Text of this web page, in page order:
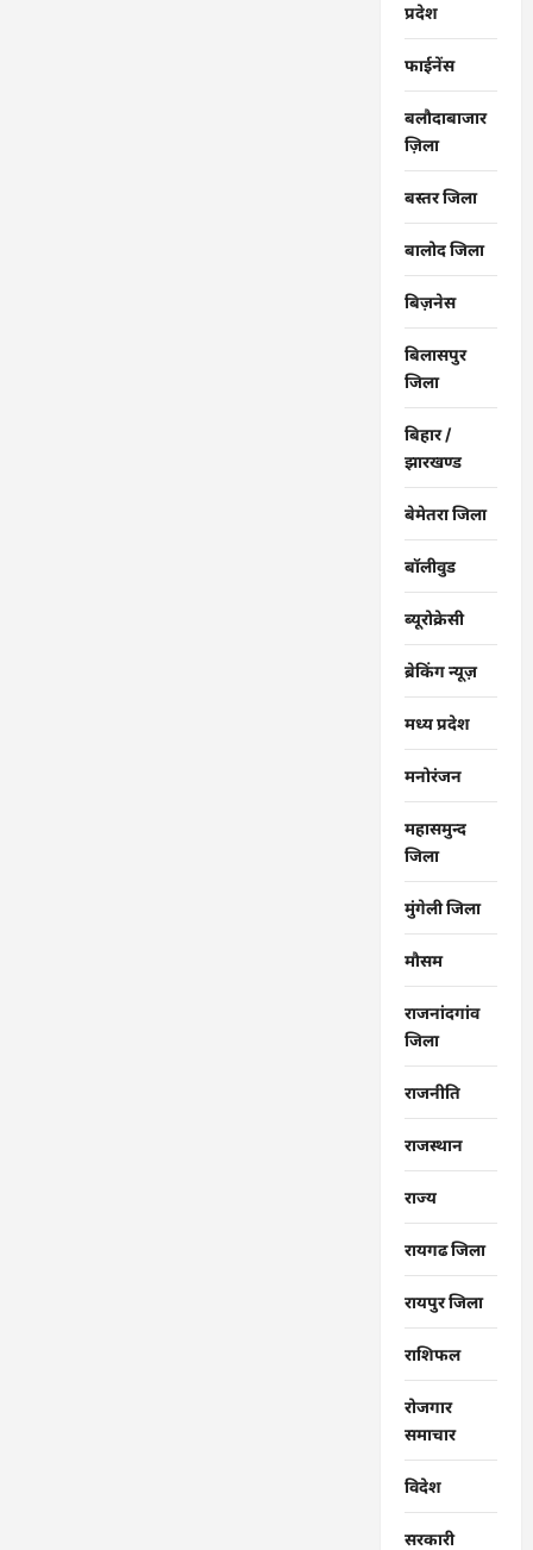
प्रदेश
फाईनेंस
बलौदाबाजार
ज़िला
बस्तर जिला
बालोद जिला
बिज़नेस
बिलासपुर
जिला
बिहार /
झारखण्ड
बेमेतरा जिला
बॉलीवुड
ब्यूरोक्रेसी
ब्रेकिंग न्यूज़
मध्य प्रदेश
मनोरंजन
महासमुन्द
जिला
मुंगेली जिला
मौसम
राजनांदगांव
जिला
राजनीति
राजस्थान
राज्‍य
रायगढ जिला
रायपुर जिला
राशिफल
रोजगार
समाचार
विदेश
सरकारी